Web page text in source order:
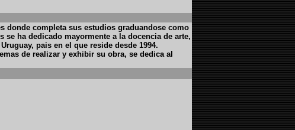
donde completa sus estudios graduandose como
ha dedicado mayormente a la docencia de arte,
pais en el que reside desde 1994.
de realizar y exhibir su obra, se dedica al